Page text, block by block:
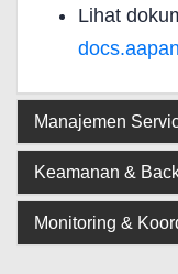
Lihat
Manajemen
Keamanan &
Monitoring &